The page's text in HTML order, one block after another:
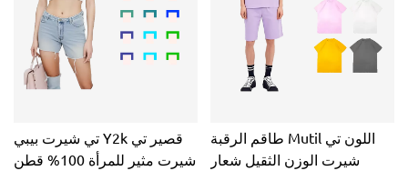
تي شيرت بيبي Y2k قصير تي
شيرت مثير للمرأة 100% قطن
طاقم الرقبة Mutil اللون تي
شيرت الوزن الثقيل شعار